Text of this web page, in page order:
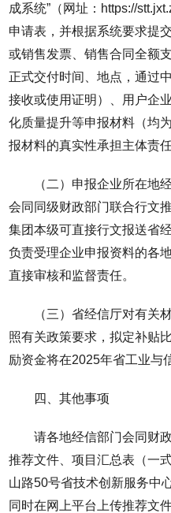
成系统”（网址：https://
申请表，并根据系统要求提
或销售发票、销售合同全额
正式交付时间、地点，通过
接收或使用证明）、用户企
化质量提升等申报材料（均
报材料的真实性承担主体责任
（二）申报企业所在地
会同同级财政部门联合行文
集团本级可直接行文报送省
负责受理企业申报资料的各
直接审核和监督责任。
（三）省经信厅对有关
照有关政策要求，拟定补贴
励资金将在2025年省工业与
四、其他事项
请各地经信部门会同财
推荐文件、项目汇总表（一
山路50号省技术创新服务中
同时在网上平台上传推荐文